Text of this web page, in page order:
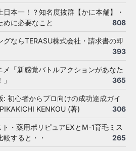
日本一！？知名度抜群【かに本舗】・
めに必要なこと
808
グならTERASU株式会社・請求書の即
393
メ「新感覚バトルアクションがあなた
365
: 初心者からプロ向けの成功達成ガイ
KENKOU (著)
306
・薬用ポリピュアEXとM-1育毛ミス
較すると・・
265